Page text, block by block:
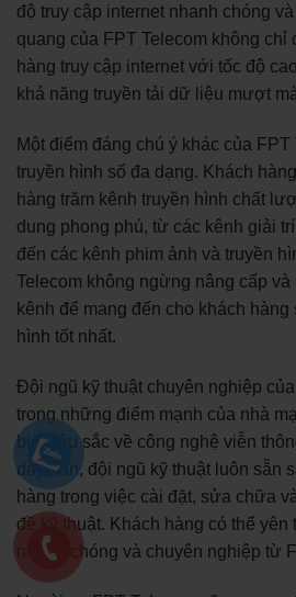
độ truy cập internet nhanh chóng
quang của FPT Telecom không chỉ
hàng truy cập internet với tốc độ
khả năng truyền tải dữ liệu mượt
Một điểm đáng chú ý khác của
truyền hình số đa dạng. Khách
hàng trăm kênh truyền hình chất
dung phong phú, từ các kênh giải
đến các kênh phim ảnh và truyền
Telecom không ngừng nâng cấp
kênh để mang đến cho khách
hình tốt nhất.
Đội ngũ kỹ thuật chuyên nghiệp
trong những điểm mạnh của nhà
biết sâu sắc về công nghệ viễn
dày dặn, đội ngũ kỹ thuật luôn sẵn
hàng trong việc cài đặt, sửa chữa
đề kỹ thuật. Khách hàng có thể
nhanh chóng và chuyên nghiệp từ